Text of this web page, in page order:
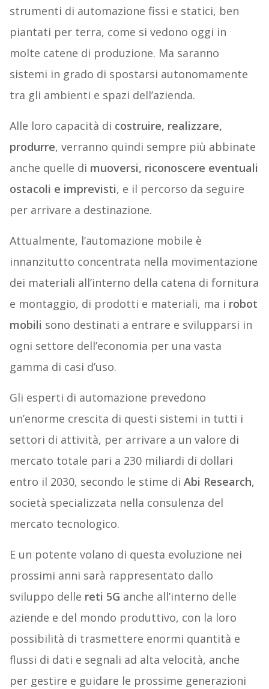
strumenti di automazione fissi e statici, ben
piantati per terra, come si vedono oggi in
molte catene di produzione. Ma saranno
sistemi in grado di spostarsi autonomamente
tra gli ambienti e spazi dell’azienda.
Alle loro capacità di costruire, realizzare,
produrre, verranno quindi sempre più abbinate
anche quelle di muoversi, riconoscere eventuali
ostacoli e imprevisti, e il percorso da seguire
per arrivare a destinazione.
Attualmente, l’automazione mobile è
innanzitutto concentrata nella movimentazione
dei materiali all’interno della catena di fornitura
e montaggio, di prodotti e materiali, ma i robot
mobili sono destinati a entrare e svilupparsi in
ogni settore dell’economia per una vasta
gamma di casi d’uso.
Gli esperti di automazione prevedono
un’enorme crescita di questi sistemi in tutti i
settori di attività, per arrivare a un valore di
mercato totale pari a 230 miliardi di dollari
entro il 2030, secondo le stime di Abi Research,
società specializzata nella consulenza del
mercato tecnologico.
E un potente volano di questa evoluzione nei
prossimi anni sarà rappresentato dallo
sviluppo delle reti 5G anche all’interno delle
aziende e del mondo produttivo, con la loro
possibilità di trasmettere enormi quantità e
flussi di dati e segnali ad alta velocità, anche
per gestire e guidare le prossime generazioni